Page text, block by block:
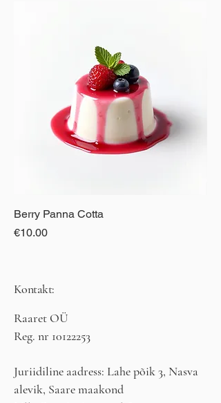
Berry Panna Cotta
Price
€10.00
Kontakt:
Raaret OÜ
Reg. nr 10122253
Juriidiline aadress: Lahe põik 3, Nasva
alevik, Saare maakond